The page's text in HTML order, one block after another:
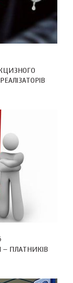
ПЛАТНИКІВ